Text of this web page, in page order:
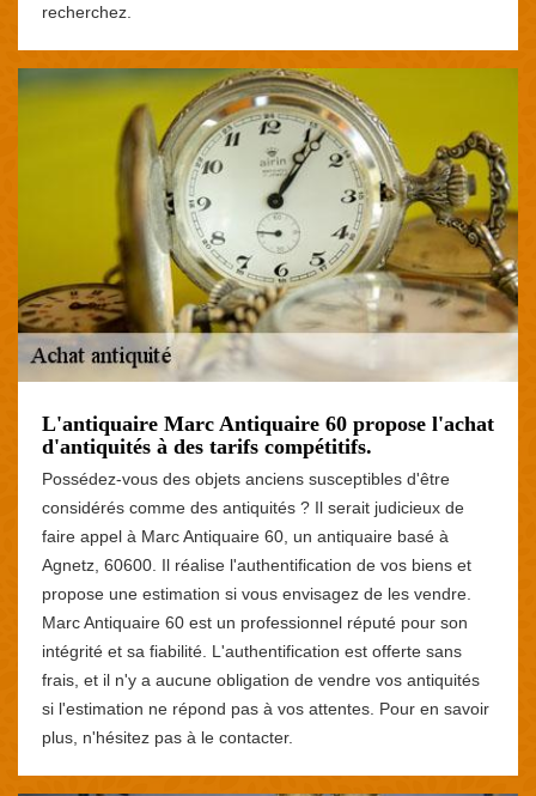
recherchez.
L'antiquaire Marc Antiquaire 60 propose l'achat
d'antiquités à des tarifs compétitifs.
Possédez-vous des objets anciens susceptibles d'être
considérés comme des antiquités ? Il serait judicieux de
faire appel à Marc Antiquaire 60, un antiquaire basé à
Agnetz, 60600. Il réalise l'authentification de vos biens et
propose une estimation si vous envisagez de les vendre.
Marc Antiquaire 60 est un professionnel réputé pour son
intégrité et sa fiabilité. L'authentification est offerte sans
frais, et il n'y a aucune obligation de vendre vos antiquités
si l'estimation ne répond pas à vos attentes. Pour en savoir
plus, n'hésitez pas à le contacter.